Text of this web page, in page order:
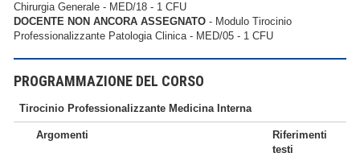
Chirurgia Generale - MED/18 - 1 CFU
DOCENTE NON ANCORA ASSEGNATO - Modulo Tirocinio
Professionalizzante Patologia Clinica - MED/05 - 1 CFU
PROGRAMMAZIONE DEL CORSO
Tirocinio Professionalizzante Medicina Interna
Argomenti
Riferimenti
testi